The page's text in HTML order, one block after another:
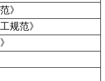
》
规范》